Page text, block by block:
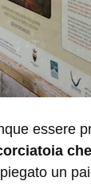
essere
un